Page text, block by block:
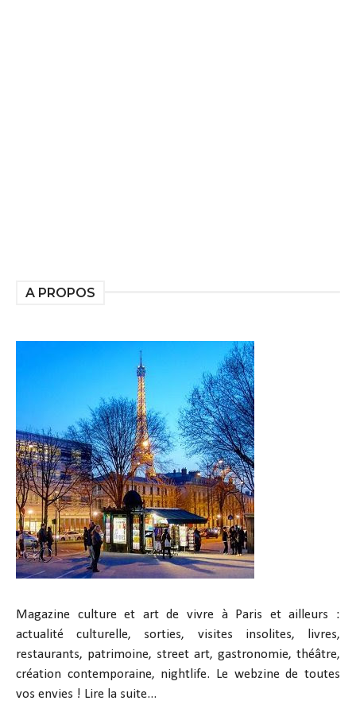
A PROPOS
Magazine culture et art de vivre à Paris et ailleurs :
actualité culturelle, sorties, visites insolites, livres,
restaurants, patrimoine, street art, gastronomie, théâtre,
création contemporaine, nightlife. Le webzine de toutes
vos envies ! Lire la suite...